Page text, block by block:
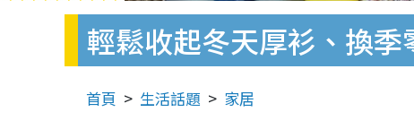
輕鬆收起冬天厚衫、換
首頁 生活話題 家居